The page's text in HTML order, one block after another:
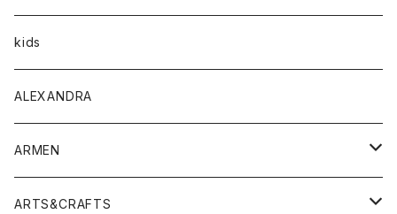
トップス
Tシャツ
シャツ
ボトムス
アウター
トップス
Tシャツ・カットソー
シャツ・ブラウス
ボトムス
パンツ
ワンピース・オールインワン
kids
ALEXANDRA
ARMEN
アウター
ARTS&CRAFTS